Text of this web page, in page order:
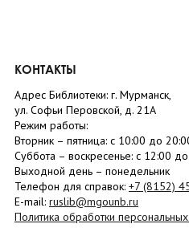
КОНТАКТЫ
Адрес Библиотеки: г. Мурманск,
ул. Софьи Перовской, д. 21А
Режим работы:
Вторник – пятница: с 10:00 до
Суббота – воскресенье: c 12:00
Выходной день – понедельник
Телефон для справок: +7 (8152)
E-mail: ruslib@mgounb.ru
Политика обработки